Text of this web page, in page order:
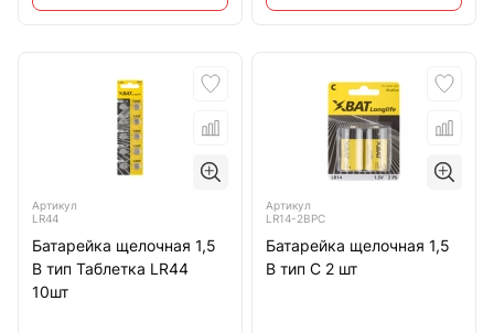
Артикул
LR44
Батарейка щелочная 1,5
В тип Таблетка LR44
10шт
Артикул
LR14-2BPC
Батарейка щелочная 1,5
В тип С 2 шт